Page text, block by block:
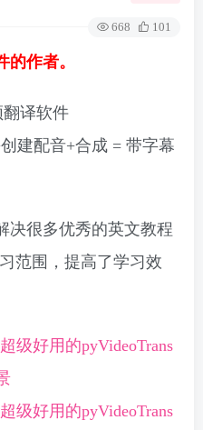
668 101
作者。
翻译软件
建配音+合成 = 带字幕
决很多优秀的英文教程
范围，提高了学习效